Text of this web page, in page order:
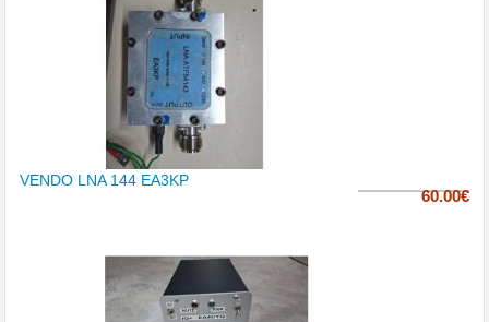
VENDO LNA 144 EA3KP
60.00€